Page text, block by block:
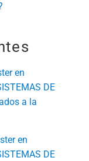
en
DE
a la
en
DE